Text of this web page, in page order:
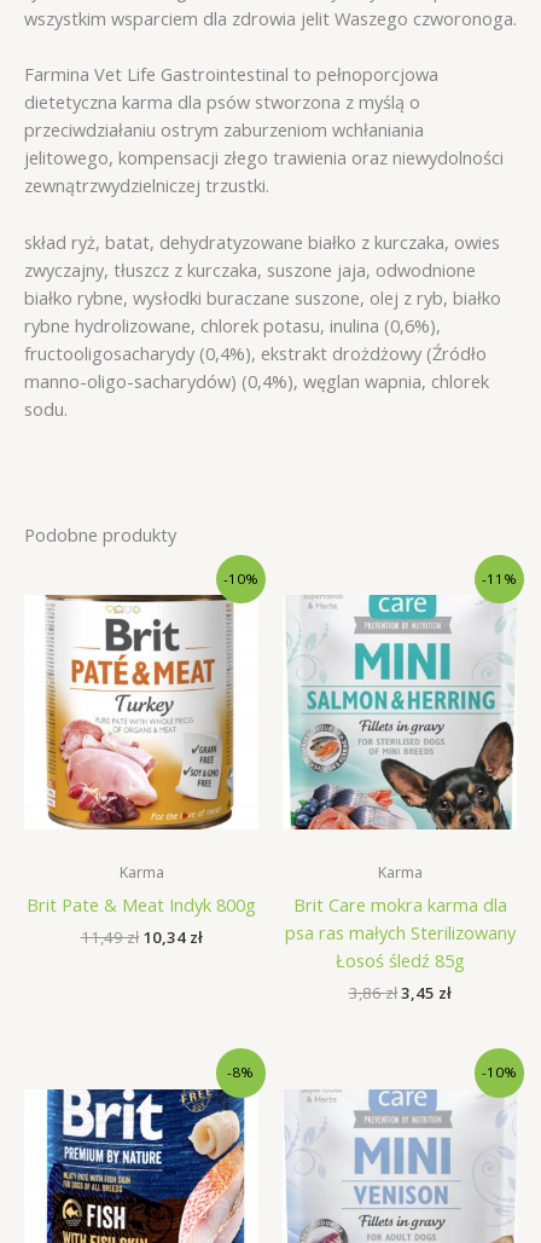
wszystkim wsparciem dla zdrowia jelit Waszego czworonoga.
Farmina Vet Life Gastrointestinal to pełnoporcjowa
dietetyczna karma dla psów stworzona z myślą o
przeciwdziałaniu ostrym zaburzeniom wchłaniania
jelitowego, kompensacji złego trawienia oraz niewydolności
zewnątrzwydzielniczej trzustki.
skład ryż, batat, dehydratyzowane białko z kurczaka, owies
zwyczajny, tłuszcz z kurczaka, suszone jaja, odwodnione
białko rybne, wysłodki buraczane suszone, olej z ryb, białko
rybne hydrolizowane, chlorek potasu, inulina (0,6%),
fructooligosacharydy (0,4%), ekstrakt drożdżowy (Źródło
manno-oligo-sacharydów) (0,4%), węglan wapnia, chlorek
sodu.
Podobne produkty
-10%
Karma
Brit Pate & Meat Indyk 800g
11,49zł Pierwotna
10,34 złAktualna
-11%
Karma
Brit Care mokra karma dla
psa ras małych Sterilizowany
Łosoś śledź 85g
3,86złPierwotna
3,45 złAktualna
3,45 zł.
-8% -10%